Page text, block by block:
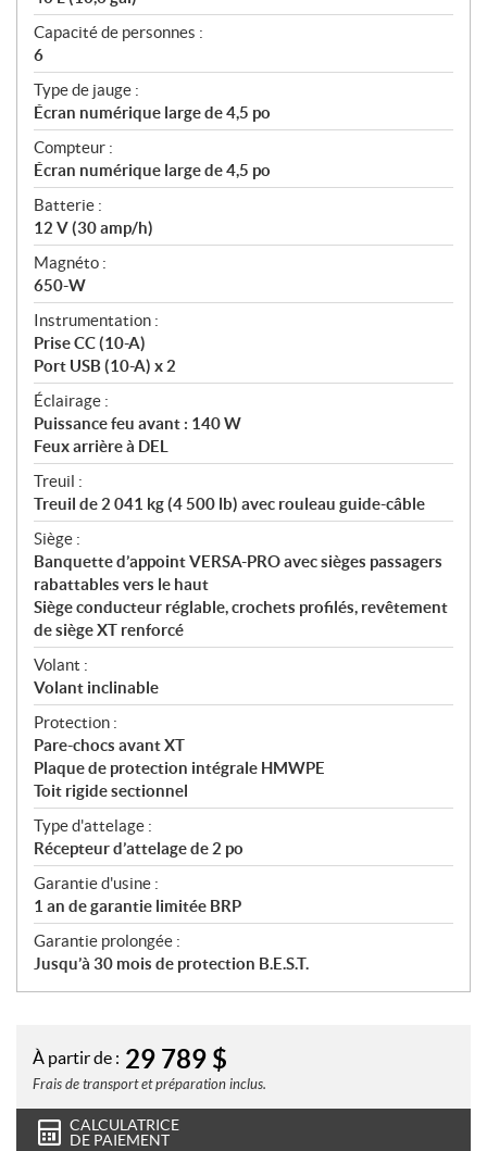
Capacité de personnes :
6
Type de jauge :
Écran numérique large de 4,5 po
Compteur :
Écran numérique large de 4,5 po
Batterie :
12 V (30 amp/h)
Magnéto :
650-W
Instrumentation :
Prise CC (10-A)
Port USB (10-A) x 2
Éclairage :
Puissance feu avant : 140 W
Feux arrière à DEL
Treuil :
Treuil de 2 041 kg (4 500 lb) avec rouleau guide-câble
Siège :
Banquette d’appoint VERSA-PRO avec sièges passagers
rabattables vers le haut
Siège conducteur réglable, crochets profilés, revêtement
de siège XT renforcé
Volant :
Volant inclinable
Protection :
Pare-chocs avant XT
Plaque de protection intégrale HMWPE
Toit rigide sectionnel
Type d'attelage :
Récepteur d’attelage de 2 po
Garantie d'usine :
1 an de garantie limitée BRP
Garantie prolongée :
Jusqu’à 30 mois de protection B.E.S.T.
À partir de : 29 789 $
Frais de transport et préparation inclus.
CALCULATRICE
DE PAIEMENT